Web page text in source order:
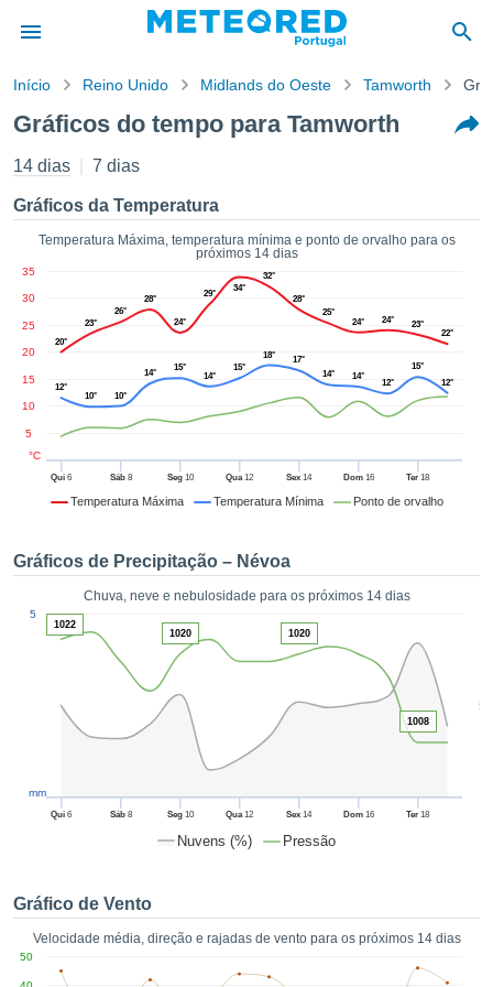
da
foi
por
para
que as
a este
das
opções:
e
forma
digital
a
o
no
como
um perfil
ACEITAR
CONFIGURAÇÕES
Início Reino Unido Midlands do Oeste Tamworth
Gráficos do tempo para Tamworth
14 dias 7 dias
Gráficos da Temperatura
Temperatura Máxima, temperatura mínima e ponto de orvalho para os
próximos 14 dias
Temperatura Máxima Temperatura Mínima Ponto de orvalho
Qui 6 Sáb8 Seg10 Qua12 Sex 14 Dom16 Ter 18
5
10
15
20
25
30
35
°C
20°
23°
26°
28°
24°
29°
34°
32°
28°
25°
24°
24°
23°
22°
12°
10°
10°
14°
15°
14°
15°
18°
17°
14°
14°
12°
15°
12°
Gráficos de Precipitação – Névoa
Chuva, neve e nebulosidade para os próximos 14 dias
Nuvens (%) Pressão
50
Qui 6 Sáb8 Seg10 Qua12 Sex 14 Dom16 Ter 18
5
mm
1022
1020
1020
1008
Gráfico de Vento
Velocidade média, direção e rajadas de vento para os próximos 14 dias
50